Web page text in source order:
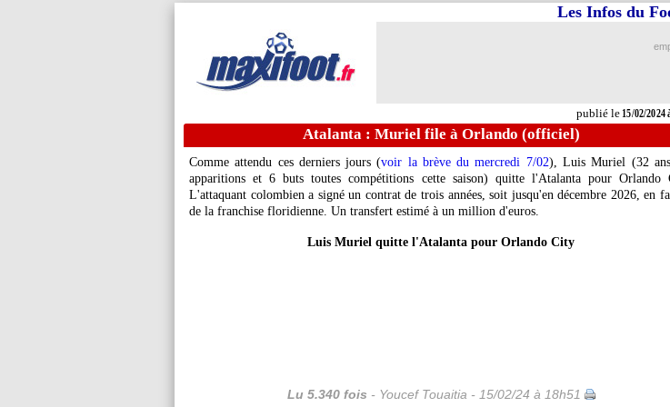
publié le15/02/2024
Les Infos du
Atalanta : Muriel file à Orlando (officiel)
Comme attendu ces derniers jours (voir la brève du mercredi 7/02), LuisMuriel (32
apparitions et 6 buts toutes compétitions cette saison) quitte l'Atalanta pour Orlando
L'attaquant colombien a signé un contrat de trois années, soit jusqu'en décembre 2026, en
de la franchise floridienne. Un transfert estimé à un million d'euros.
Luis Muriel quitte l'Atalanta pour Orlando City
Lu 5.340 fois - Youcef Touaitia - 15/02/24 à 18h51